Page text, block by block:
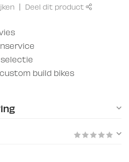
Deel dit product
build bikes